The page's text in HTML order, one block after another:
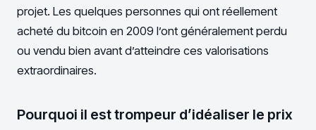
projet. Les quelques personnes qui ont réellement
acheté du bitcoin en 2009 l’ont généralement perdu
ou vendu bien avant d’atteindre ces valorisations
extraordinaires.
Pourquoi il est trompeur d’idéaliser le prix